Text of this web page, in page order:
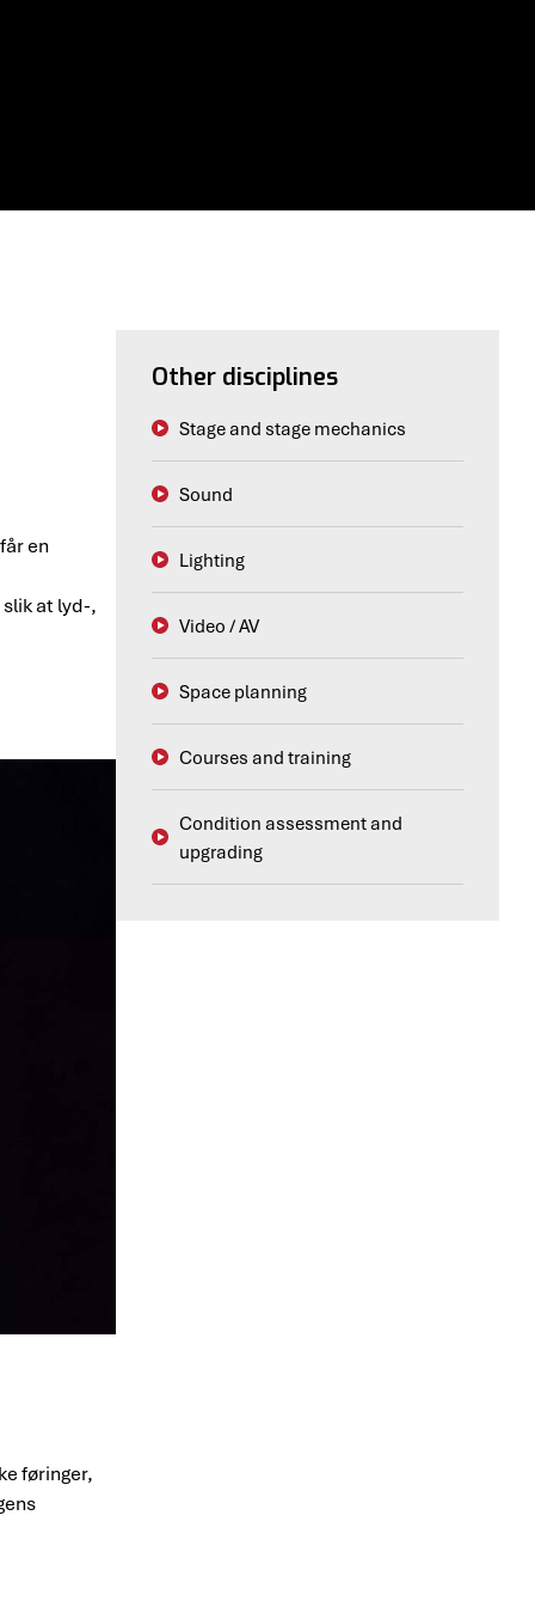
en
at lyd-,
føringer,
Other disciplines
Stage and stage mechanics
Sound
Lighting
Video / AV
Space planning
Courses and training
Condition assessment and
upgrading